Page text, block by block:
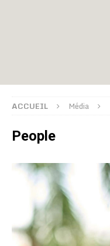
ACCUEIL Média
People